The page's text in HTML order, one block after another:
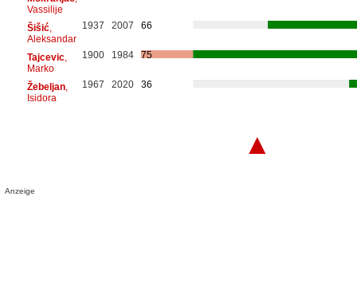
Vassilije
Šišić,
Aleksandar
1937 2007 66
Tajcevic,
Marko
1900 1984 75
Žebeljan,
Isidora
1967 2020 36
▲
Anzeige